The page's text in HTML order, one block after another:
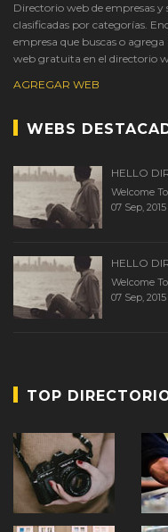
Directorio web de empresas y
clasificadas por categorías.
empresa que buscas o
web gratuita en el directorio
AGREGAR WEB
WEBS
HELLO
Welcome
07 Sep, 2015
HELLO
Welcome
07 Sep, 2015
TOP